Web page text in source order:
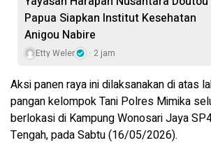
Papua Siapkan Institut Kesehatan
Anigou Nabire
Etty Weler 2 jam
Aksi panen raya ini dilaksanakan di atas
pangan kelompok Tani Polres Mimika
berlokasi di Kampung Wonosari Jaya
Tengah, pada Sabtu (16/05/2026).